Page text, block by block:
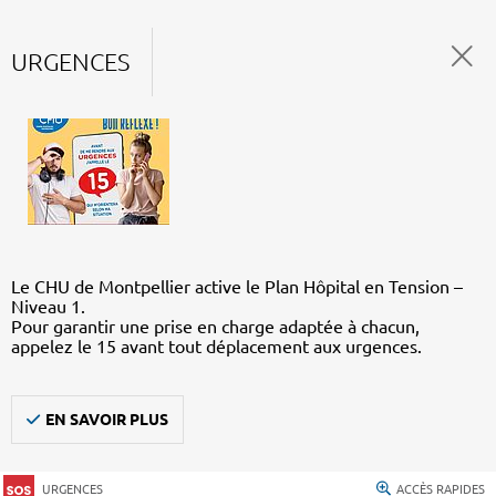
URGENCES
Le CHU de Montpellier active le Plan Hôpital en Tension –
Niveau 1.
Pour garantir une prise en charge adaptée à chacun,
appelez le 15 avant tout déplacement aux urgences.
EN SAVOIR PLUS
URGENCES ACCÈS RAPIDES